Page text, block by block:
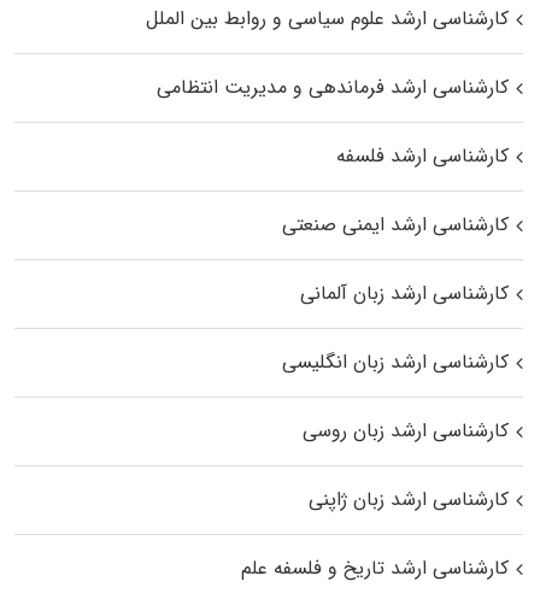
کارشناسی ارشد علوم سیاسی و روابط بین الملل
کارشناسی ارشد فرماندهی و مدیریت انتظامی
کارشناسی ارشد فلسفه
کارشناسی ارشد ایمنی صنعتی
کارشناسی ارشد زبان آلمانی
کارشناسی ارشد زبان انگلیسی
کارشناسی ارشد زبان روسی
کارشناسی ارشد زبان ژاپنی
کارشناسی ارشد تاریخ و فلسفه علم